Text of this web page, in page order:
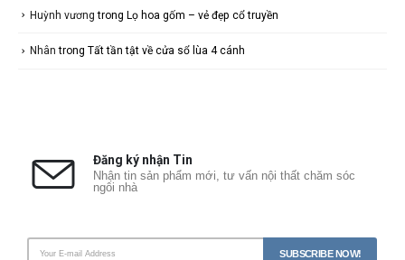
Huỳnh vương trong Lọ hoa gốm – vẻ đẹp cổ truyền
Nhân trong Tất tần tật về cửa sổ lùa 4 cánh
Đăng ký nhận Tin
Nhận tin sản phẩm mới, tư vấn nội thất chăm sóc
ngôi nhà